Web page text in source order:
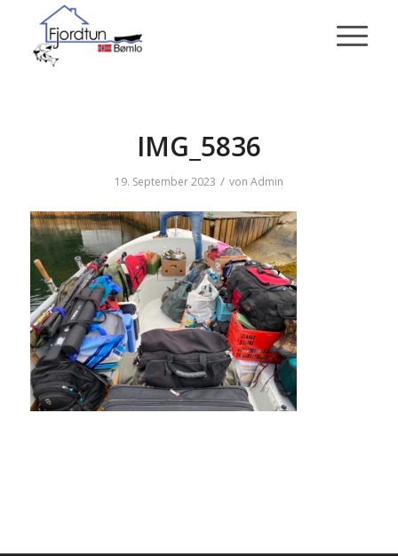
IMG_5836
19. September 2023 / von Admin